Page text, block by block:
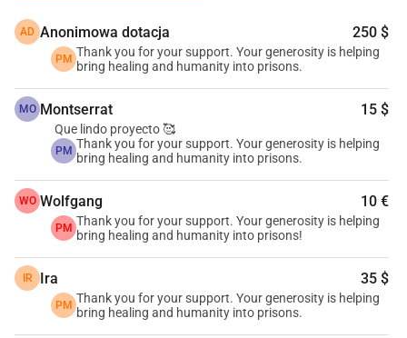
udowodnił, że zmiana jest możliwa.
Pracowaliśmy z ponad 1,550 osobami
w więzieniu, w tym w federalnych
ośrodkach o maksymalnym poziomie
bezpieczeństwa, wykorzystując jogę
opartą na traumie, aby zmieniać życie.
Wyniki są przekonujące: mniej
przemocy w więzieniach, lepsze
zarządzanie emocjami i osoby, które
po raz pierwszy znajdują wewnętrzny
AD Anonimowa dotacja 250 $
PM Thank you for your support. Your generosity is helping
bring healing and humanity into prisons.
MO Montserrat 15 $
Que lindo proyecto 🥰
PM Thank you for your support. Your generosity is helping
bring healing and humanity into prisons.
WO Wolfgang 10 €
PM Thank you for your support. Your generosity is helping
bring healing and humanity into prisons!
IR Ira 35 $
PM Thank you for your support. Your generosity is helping
bring healing and humanity into prisons.